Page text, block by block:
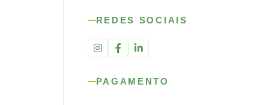
REDES SOCIAIS
PAGAMENTO